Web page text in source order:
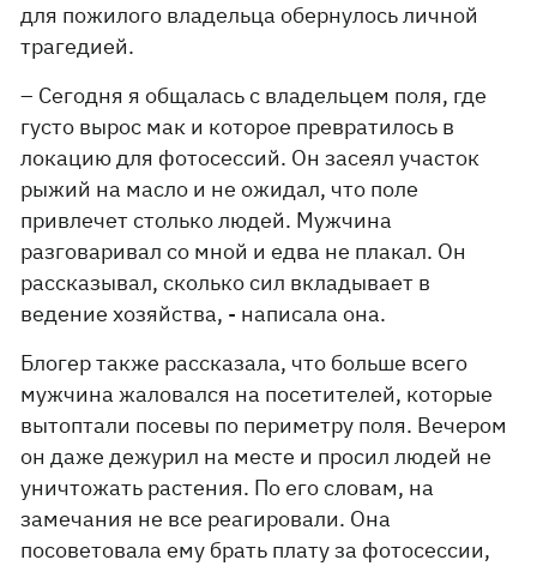
для пожилого владельца обернулось личной
трагедией.
– Сегодня я общалась с владельцем поля, где
густо вырос мак и которое превратилось в
локацию для фотосессий. Он засеял участок
рыжий на масло и не ожидал, что поле
привлечет столько людей. Мужчина
разговаривал со мной и едва не плакал. Он
рассказывал, сколько сил вкладывает в
ведение хозяйства, - написала она.
Блогер также рассказала, что больше всего
мужчина жаловался на посетителей, которые
вытоптали посевы по периметру поля. Вечером
он даже дежурил на месте и просил людей не
уничтожать растения. По его словам, на
замечания не все реагировали. Она
посоветовала ему брать плату за фотосессии,